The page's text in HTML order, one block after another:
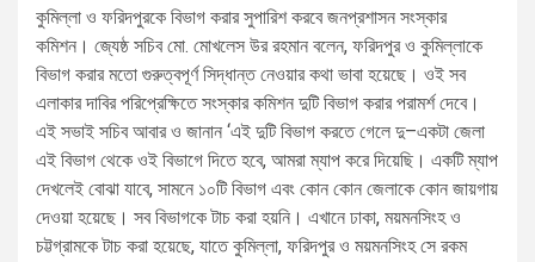
কুমিল্লা ও ফরিদপুরকে বিভাগ করার সুপারিশ করবে জনপ্রশাসন সংস্কার
কমিশন। জ্যেষ্ঠ সচিব মো. মোখলেস উর রহমান বলেন, ফরিদপুর ও কুমিল্লাকে
বিভাগ করার মতো গুরুত্বপূর্ণ সিদ্ধান্ত নেওয়ার কথা ভাবা হয়েছে। ওই সব
এলাকার দাবির পরিপ্রেক্ষিতে সংস্কার কমিশন দুটি বিভাগ করার পরামর্শ দেবে।
এই সভাই সচিব আবার ও জানান ‘এই দুটি বিভাগ করতে গেলে দু–একটা জেলা
এই বিভাগ থেকে ওই বিভাগে দিতে হবে, আমরা ম্যাপ করে দিয়েছি। একটি ম্যাপ
দেখলেই বোঝা যাবে, সামনে ১০টি বিভাগ এবং কোন কোন জেলাকে কোন জায়গায়
দেওয়া হয়েছে। সব বিভাগকে টাচ করা হয়নি। এখানে ঢাকা, ময়মনসিংহ ও
চট্টগ্রামকে টাচ করা হয়েছে, যাতে কুমিল্লা, ফরিদপুর ও ময়মনসিংহ সে রকম